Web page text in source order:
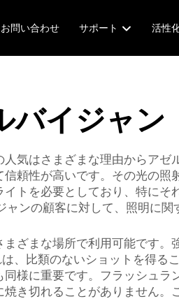
お問い合わせ サポート 活性
バイジャン
気はさまざまな理由からアゼ
頼性が高いです。その光の照
トを必要としており、特にそ
ンの顧客に対して、照明に関
ざまな場所で利用可能です。
は、比類のないショットを得る
様に重要です。フラッシュラ
き切れることがありません。